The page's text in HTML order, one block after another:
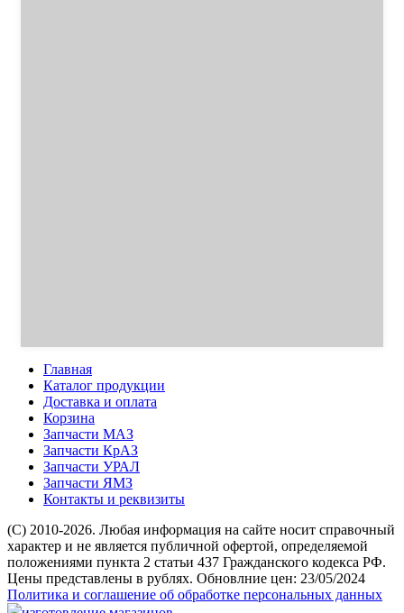
Главная
Каталог продукции
Доставка и оплата
Корзина
Запчасти МАЗ
Запчасти КрАЗ
Запчасти УРАЛ
Запчасти ЯМЗ
Контакты и реквизиты
(C) 2010-2026. Любая информация на сайте носит справочный
характер и не является публичной офертой, определяемой
положениями пункта 2 статьи 437 Гражданского кодекса РФ.
Цены представлены в рублях. Обновлние цен: 23/05/2024
Политика и соглашение об обработке персональных данных